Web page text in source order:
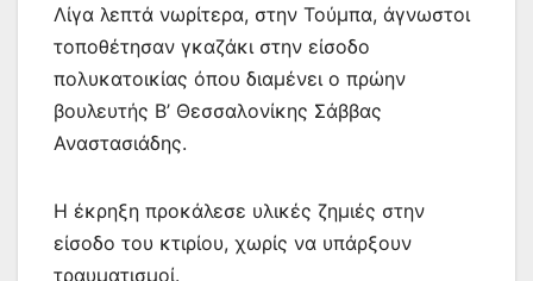
Λίγα λεπτά νωρίτερα, στην Τούμπα, άγνωστοι
τοποθέτησαν γκαζάκι στην είσοδο
πολυκατοικίας όπου διαμένει ο πρώην
βουλευτής Β’ Θεσσαλονίκης Σάββας
Αναστασιάδης.
Η έκρηξη προκάλεσε υλικές ζημιές στην
είσοδο του κτιρίου, χωρίς να υπάρξουν
τραυματισμοί.